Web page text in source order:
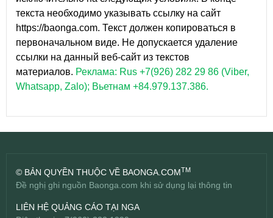
текста необходимо указывать ссылку на сайт
https://baonga.com. Текст должен копироваться в
первоначальном виде. Не допускается удаление
ссылки на данный веб-сайт из текстов
материалов. Реклама: Rus +7(926) 282 29 86 (Viber,
Whatsapp, Zalo); Вьетнам +84.979.137.386.
© BẢN QUYỀN THUỘC VỀ BAONGA.COMTM
Đề nghị ghi nguồn Baonga.com khi sử dụng lại thông tin
LIÊN HỆ QUẢNG CÁO TẠI NGA